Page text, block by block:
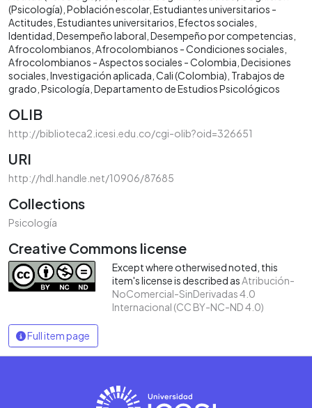
(Psicología) Población escolar Estudiantes universitarios -
Actitudes Estudiantes universitarios Efectos sociales
Identidad Desempeño laboral Desempeño por competencias
Afrocolombianos Afrocolombianos - Condiciones sociales
Afrocolombianos - Aspectos sociales - Colombia Decisiones
sociales Investigación aplicada Cali (Colombia) Trabajos de
grado Psicología Departamento de Estudios Psicológicos
OLIB
http://biblioteca2.icesi.edu.co/cgi-olib?oid=326651
URI
http://hdl.handle.net/10906/87685
Collections
Psicología
Creative Commons license
Except where otherwised noted, this
item's license is described asAtribución-
NoComercial-SinDerivadas 4.0
Internacional (CC BY-NC-ND 4.0)
Full item page